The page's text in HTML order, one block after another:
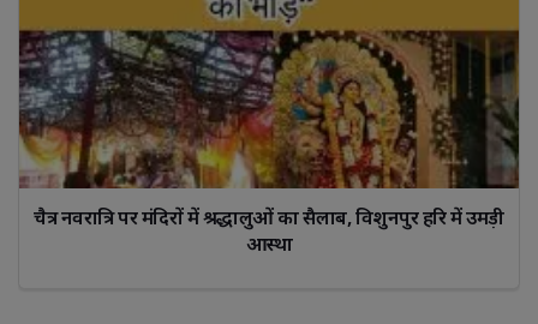
चैत्र नवरात्रि पर मंदिरों में श्रद्धालुओं का सैलाब, विशुनपुर हरि में उमड़ी
आस्था